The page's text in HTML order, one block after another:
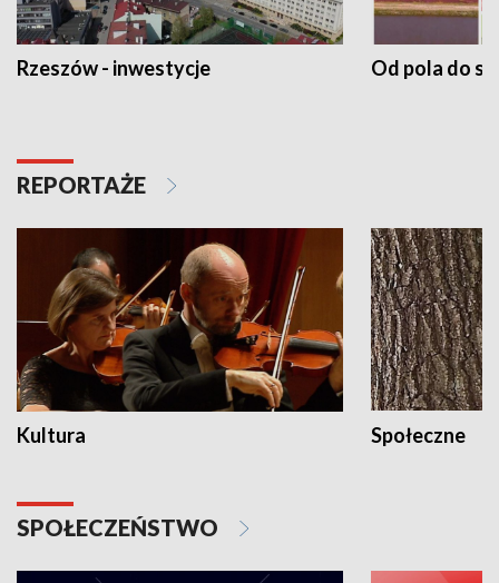
Rzeszów - inwestycje Od pola do
REPORTAŻE
Kultura Społeczne
SPOŁECZEŃSTWO